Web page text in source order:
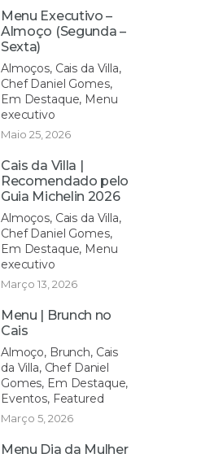
Menu Executivo –
Almoço (Segunda –
Sexta)
Almoços, Cais da Villa,
Chef Daniel Gomes,
Em Destaque, Menu
executivo
Maio 25, 2026
Cais da Villa |
Recomendado pelo
Guia Michelin 2026
Almoços, Cais da Villa,
Chef Daniel Gomes,
Em Destaque, Menu
executivo
Março 13, 2026
Menu | Brunch no
Cais
Almoço, Brunch, Cais
da Villa, Chef Daniel
Gomes, Em Destaque,
Eventos, Featured
Março 5, 2026
Menu Dia da Mulher